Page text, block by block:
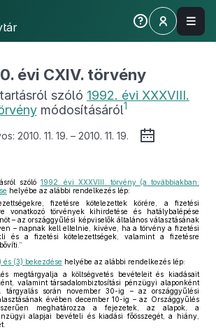
évi CXIV. törvény
szóló 1992. évi XXXVIII.
módosításáról1
2010. 11. 19. – 2010. 11. 19.
szóló 1992. évi XXXVIII. törvény (a továbbiakban:
helyébe az alábbi rendelkezés lép:
fizetésre kötelezettek körére, a fizetési
vonatkozó törvények kihirdetése és hatálybalépése
– az országgyűlési képviselők általános választásának
– napnak kell eltelnie, kivéve, ha a törvény a fizetési
és a fizetési kötelezettségek, valamint a fizetésre
(3) bekezdése helyébe az alábbi rendelkezés lép:
megtárgyalja a költségvetés bevételeit és kiadásait
valamint társadalombiztosítási pénzügyi alaponként
tárgyalás során november 30-ig – az országgyűlési
évében december 10-ig – az Országgyűlés
meghatározza a fejezetek, az alapok, a
alapjai bevételi és kiadási főösszegét, a hiány,